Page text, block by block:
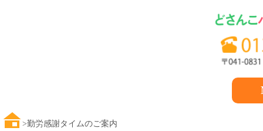
勤労感謝タイムのご案内